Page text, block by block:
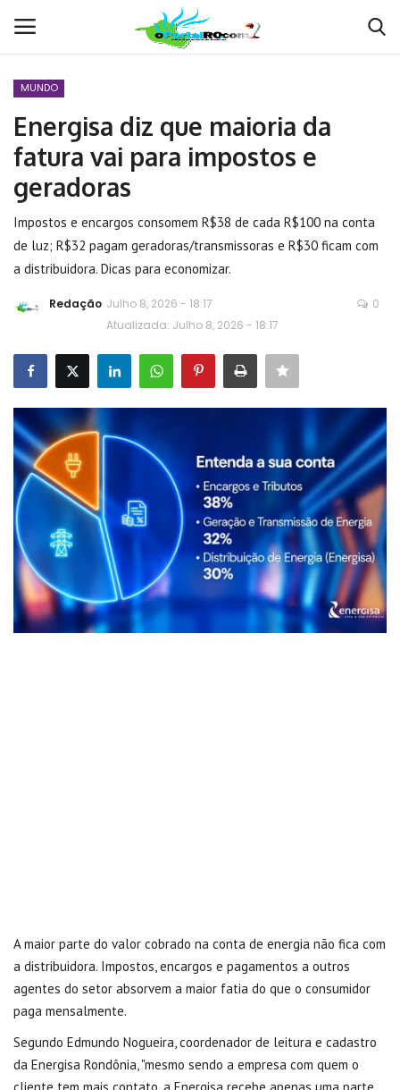
Home
POLÍTICA
Contato
MUNDO
MUNDO
Energisa diz que maioria da
fatura vai para impostos e
geradoras
Impostos e encargos consomem R$38 de cada R$100 na conta
de luz; R$32 pagam geradoras/transmissoras e R$30 ficam com
a distribuidora. Dicas para economizar.
Redação Julho 8, 2026 - 18:17
Atualizada: Julho 8, 2026 - 18:17
0
A maior parte do valor cobrado na conta de energia não fica com
a distribuidora. Impostos, encargos e pagamentos a outros
agentes do setor absorvem a maior fatia do que o consumidor
paga mensalmente.
Segundo Edmundo Nogueira, coordenador de leitura e cadastro
da Energisa Rondônia, "mesmo sendo a empresa com quem o